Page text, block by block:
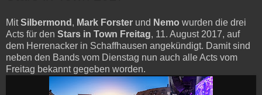
MitSilbermond , Mark Forster und Nemo wurden die drei
Acts für den Stars in Town Freitag, 11. August 2017, auf
dem Herrenacker in Schaffhausen angekündigt. Damit sind
neben den Bands vom Dienstag nun auch alle Acts vom
Freitag bekannt gegeben worden.